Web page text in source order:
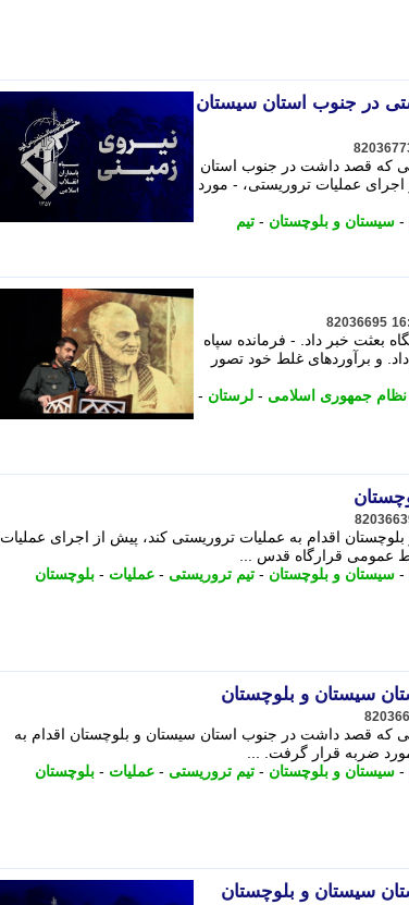
در جنوب استان سیستان
که قصد داشت در جنوب استان
عملیات تروریستی، - مورد
- سیستان و بلوچستان - تیم
82036695
سپاه حضرت ابوالفضل (ع) لرستان از تشکیل 26 پایگاه بعثت خبر داد. - فرمانده سپاه
26 پایگاه بعثت خبر داد. و برآوردهای غلط خود تصور
نظام جمهوری اسلامی - لرستان -
اقدام به عملیات تروریستی کند، پیش از اجرای عملیات
عمومی قرارگاه قدس ...
- سیستان و بلوچستان - تیم تروریستی - عملیات - بلوچستان
سیستان و بلوچستان
که قصد داشت در جنوب استان سیستان و بلوچستان اقدام به
ضربه قرار گرفت. ...
- سیستان و بلوچستان - تیم تروریستی - عملیات - بلوچستان
سیستان و بلوچستان